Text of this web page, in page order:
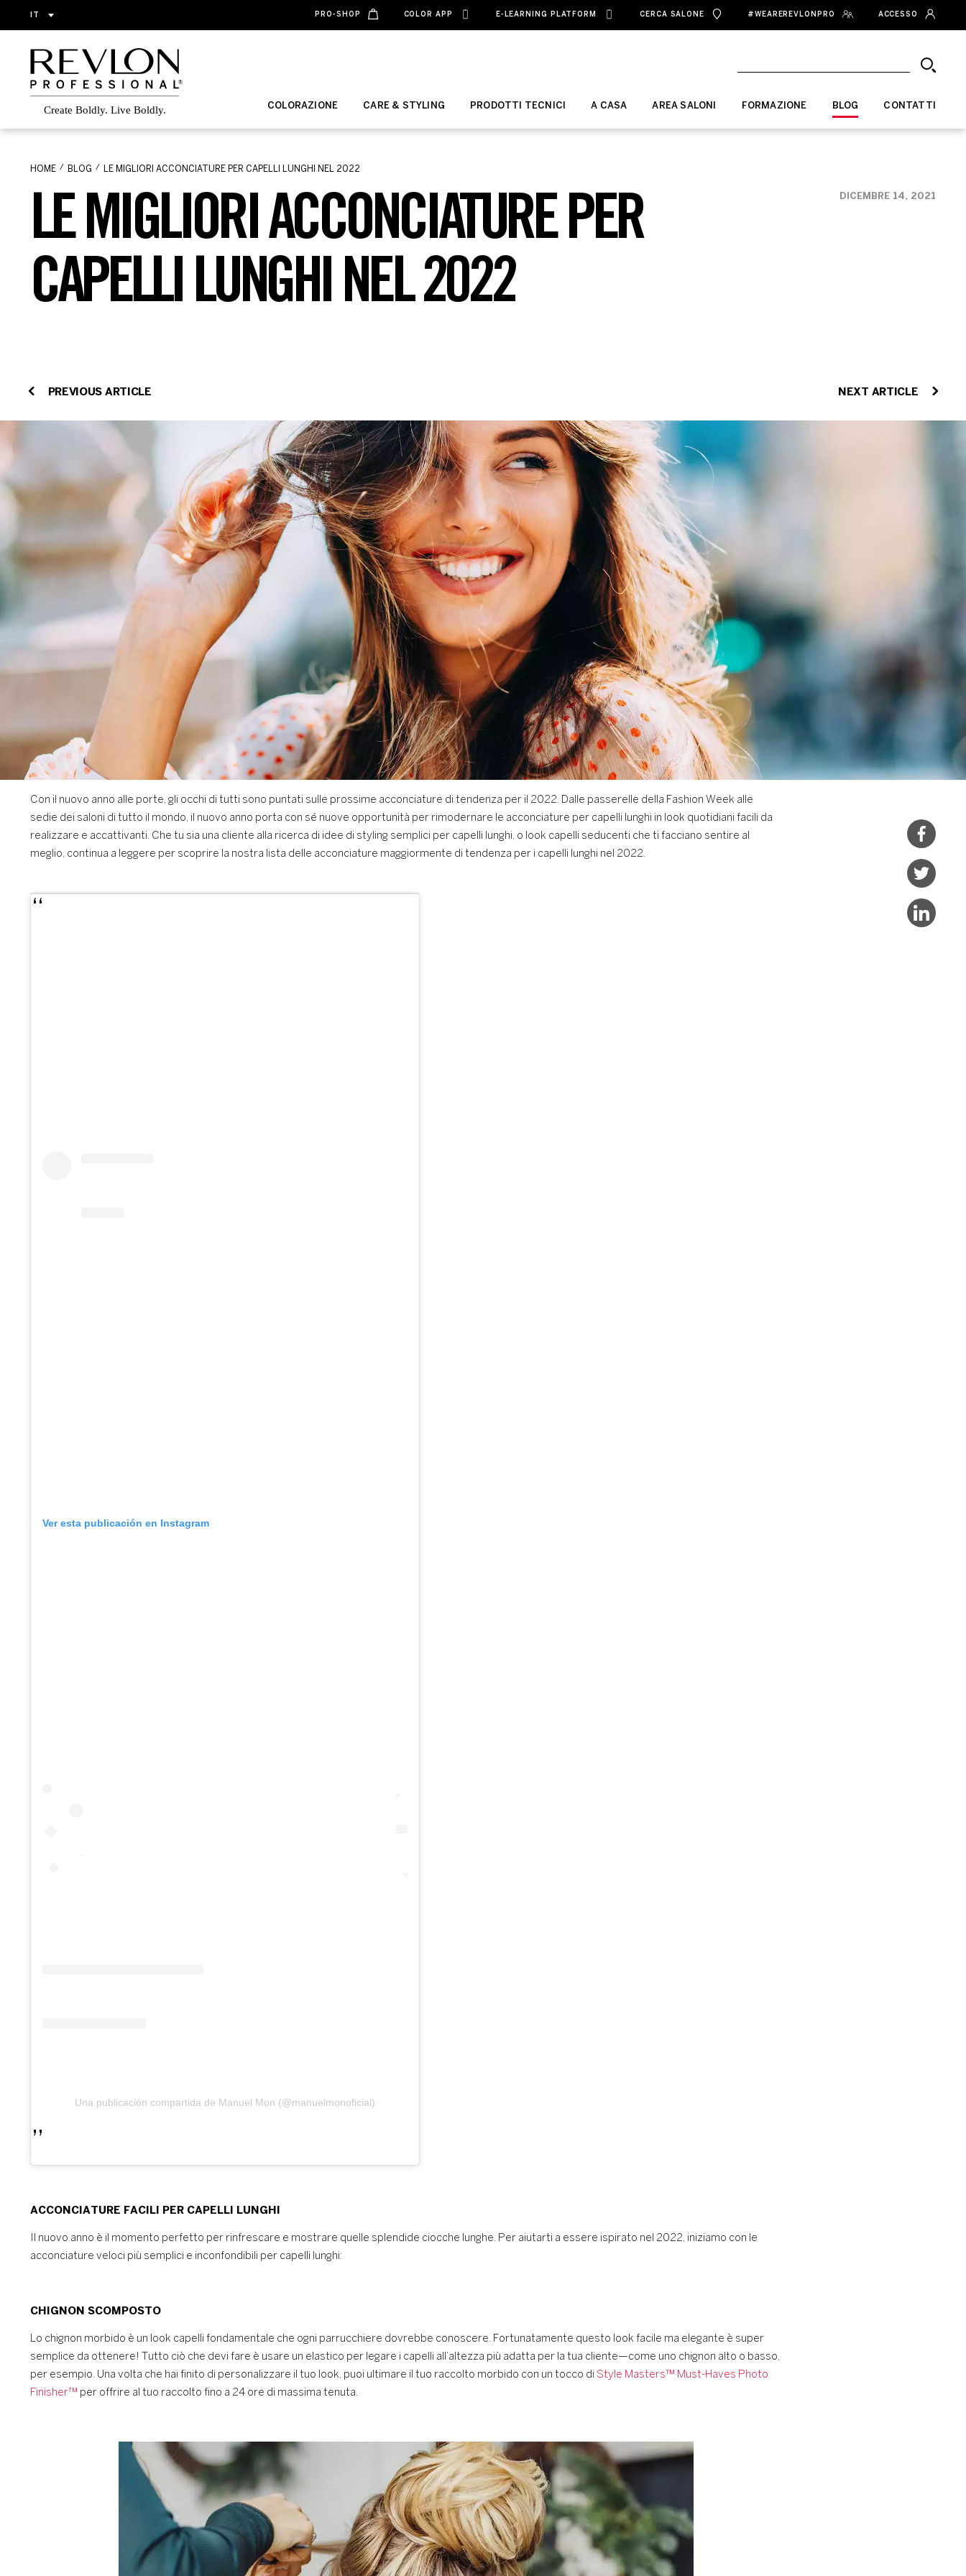
IT PRO-SHOP COLOR APP E-LEARNING PLATFORM CERCA SALONE #WEAREREVLONPRO ACCESSO
COLORAZIONE CARE & STYLING PRODOTTI TECNICI A CASA AREA SALONI FORMAZIONE BLOG CONTATTI
HOME BLOG LE MIGLIORI ACCONCIATURE PER CAPELLI LUNGHI NEL 2022
LE MIGLIORI ACCONCIATURE PER
CAPELLI LUNGHI NEL 2022
DICEMBRE 14, 2021
PREVIOUS ARTICLE NEXT ARTICLE
Con il nuovo anno alle porte, gli occhi di tutti sono puntati sulle prossime acconciature di tendenza per il 2022. Dalle passerelle della Fashion Week alle
sedie dei saloni di tutto il mondo, il nuovo anno porta con sé nuove opportunità per rimodernare le acconciature per capelli lunghi in look quotidiani facili da
realizzare e accattivanti. Che tu sia una cliente alla ricerca di idee di styling semplici per capelli lunghi, o look capelli seducenti che ti facciano sentire al
meglio, continua a leggere per scoprire la nostra lista delle acconciature maggiormente di tendenza per i capelli lunghi nel 2022.
Ver esta publicación en Instagram
Una publicación compartida de Manuel Mon (@manuelmonoficial)
ACCONCIATURE FACILI PER CAPELLI LUNGHI
Il nuovo anno è il momento perfetto per rinfrescare e mostrare quelle splendide ciocche lunghe. Per aiutarti a essere ispirato nel 2022, iniziamo con le
acconciature veloci più semplici e inconfondibili per capelli lunghi:
CHIGNON SCOMPOSTO
Lo chignon morbido è un look capelli fondamentale che ogni parrucchiere dovrebbe conoscere. Fortunatamente questo look facile ma elegante è super
semplice da ottenere! Tutto ciò che devi fare è usare un elastico per legare i capelli all’altezza più adatta per la tua cliente—come uno chignon alto o basso,
per esempio. Una volta che hai finito di personalizzare il tuo look, puoi ultimare il tuo raccolto morbido con un tocco di Style Masters™ Must-Haves Photo
Finisher™ per offrire al tuo raccolto fino a 24 ore di massima tenuta.